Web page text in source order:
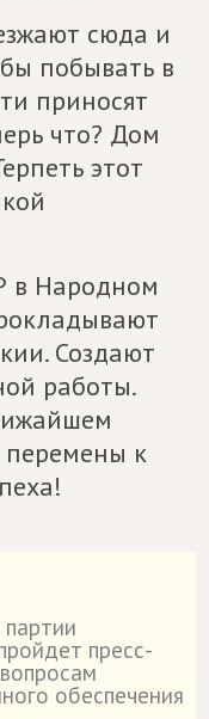
сюда и
побывать в
приносят
что? Дом
этот
в Народном
Создают
работы.
к
пресс-
обеспечения